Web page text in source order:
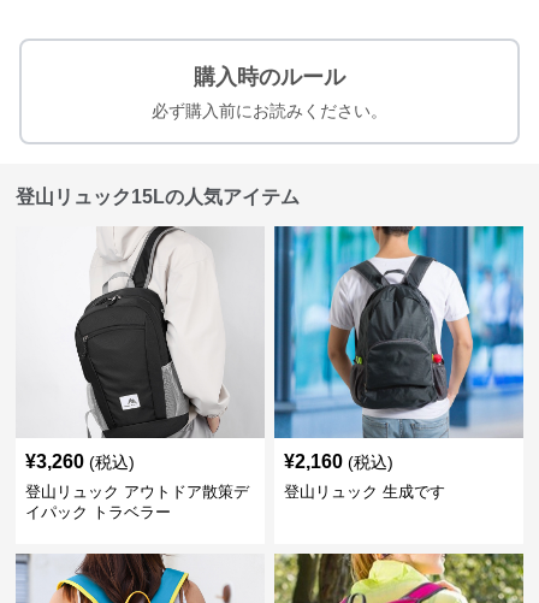
購入時のルール
必ず購入前にお読みください。
登山リュック15Lの人気アイテム
¥3,260 (税込)
登山リュック アウトドア散策デ
イパック トラベラー
¥2,160 (税込)
登山リュック 生成です